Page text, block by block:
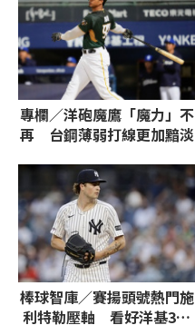
專欄／洋砲魔鷹「魔力」不
再 台鋼薄弱打線更加黯淡
棒球智庫／賽揚頭號熱門施
利特勒壓軸 看好洋基3連